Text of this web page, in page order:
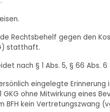
Rechtsbehelf gegen den
statthaft.
nach § 1 Abs. 5, § 66 Abs. 6
eingelegte
GKG ohne Mitwirkung eines
kein Vertretungszwang